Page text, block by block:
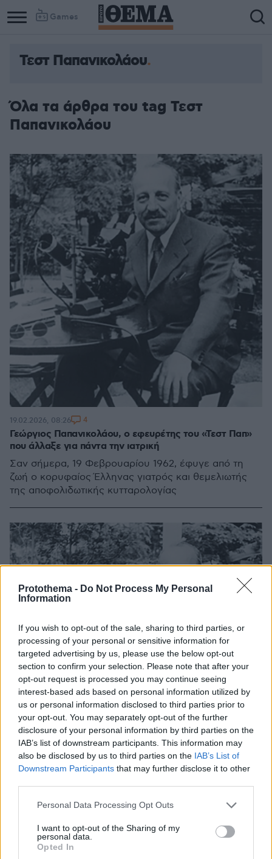
Protothema - Do Not Process My Personal
Information
If you wish to opt-out of the sale, sharing to third parties, or
processing of your personal or sensitive information for
targeted advertising by us, please use the below opt-out
section to confirm your selection. Please note that after your
opt-out request is processed you may continue seeing
interest-based ads based on personal information utilized by
us or personal information disclosed to third parties prior to
your opt-out. You may separately opt-out of the further
disclosure of your personal information by third parties on the
IAB’s list of downstream participants. This information may
also be disclosed by us to third parties on the IAB’s List of
Downstream Participants that may further disclose it to other
Please note that this website/app uses one or more Google
not limited to your visit or usage behaviour. You may click to
grant or deny consent to Google and its third-party tags to
use your data for below specified purposes in below Google
Personal Data Processing Opt Outs
I want to opt-out of the Sharing of my
personal data.
Opted In
Games
Τεστ Παπανικολάου
Όλα τα άρθρα του tag Τεστ
Παπανικολάου
Γεώργιος Παπανικολάου, o εφευρέτης του «Τεστ Παπ»
που άλλαξε για πάντα την ιατρική
Σαν σήμερα, 19 Φεβρουαρίου 1962, έφυγε από τη
ζωή ο κορυφαίος Έλληνας γιατρός και θεμελιωτής
της αποφολιδωτικής κυτταρολογίας
19.02.2026, 08:26 4
Γεώργιος Παπανικολάου: «Εδώ δεν μπορώ να ζήσω»,
εφευρέτη του τεστ Παπ
Το αρχείο παραδόθηκε στο Ίδρυμα Κακογιάννης και
31.12.2025, 09:57 323